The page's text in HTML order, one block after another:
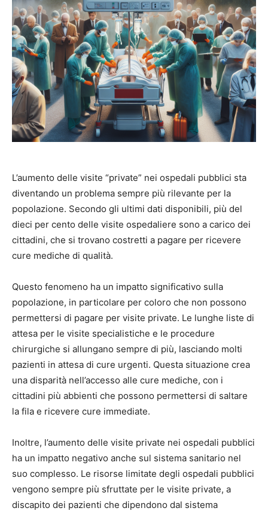
L’aumento delle visite “private” nei ospedali pubblici sta
diventando un problema sempre più rilevante per la
popolazione. Secondo gli ultimi dati disponibili, più del
dieci per cento delle visite ospedaliere sono a carico dei
cittadini, che si trovano costretti a pagare per ricevere
cure mediche di qualità.
Questo fenomeno ha un impatto significativo sulla
popolazione, in particolare per coloro che non possono
permettersi di pagare per visite private. Le lunghe liste di
attesa per le visite specialistiche e le procedure
chirurgiche si allungano sempre di più, lasciando molti
pazienti in attesa di cure urgenti. Questa situazione crea
una disparità nell’accesso alle cure mediche, con i
cittadini più abbienti che possono permettersi di saltare
la fila e ricevere cure immediate.
Inoltre, l’aumento delle visite private nei ospedali pubblici
ha un impatto negativo anche sul sistema sanitario nel
suo complesso. Le risorse limitate degli ospedali pubblici
vengono sempre più sfruttate per le visite private, a
discapito dei pazienti che dipendono dal sistema